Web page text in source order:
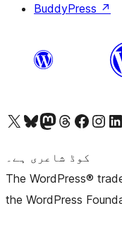
BuddyPress ↗
Visit our X (formerly Twitter) account
ہمارے بلیواسکائی اکاؤنٹ پر جائیں
Visit our Mastodon account
ہمارے ٹھریڈز اکاؤنٹ پر جائیں
Visit our Facebook page
Visit our
کوڈ شاعری ہے۔
The WordPress®
the WordPress